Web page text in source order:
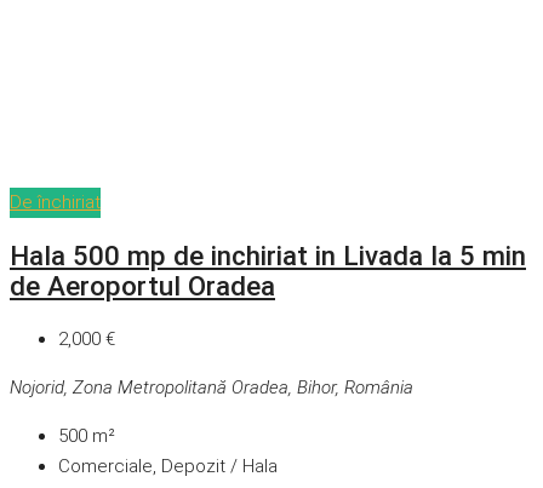
De închiriat
Hala 500 mp de inchiriat in Livada la 5 min
de Aeroportul Oradea
2,000 €
Nojorid, Zona Metropolitană Oradea, Bihor, România
500 m²
Comerciale, Depozit / Hala